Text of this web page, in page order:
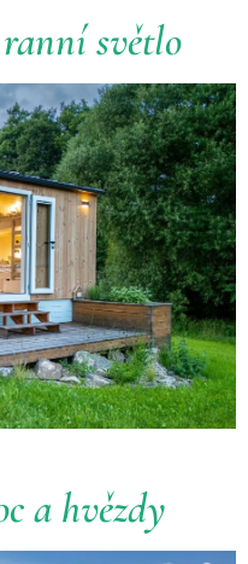
světlo
a hvězdy